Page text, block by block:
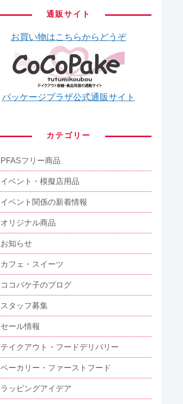
通販サイト
お買い物はこちらからどうぞ
パッケージプラザ公式通販サイト
カテゴリー
PFASフリー商品
イベント・模擬店用品
イベント関係の新着情報
オリジナル商品
お知らせ
カフェ・スイーツ
ココパケ子のブログ
スタッフ募集
セール情報
テイクアウト・フードデリバリー
ベーカリー・ファーストフード
ラッピングアイデア